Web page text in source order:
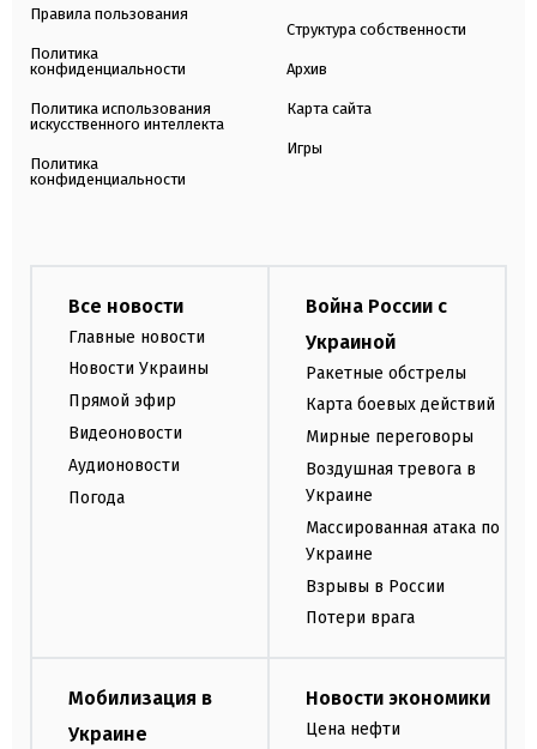
Правила пользования
Политика
конфиденциальности
Политика использования
искусственного интеллекта
Политика
конфиденциальности
Структура собственности
Архив
Карта сайта
Игры
Все новости
Главные новости
Новости Украины
Прямой эфир
Видеоновости
Аудионовости
Погода
Война России с
Украиной
Ракетные обстрелы
Карта боевых действий
Мирные переговоры
Воздушная тревога в
Украине
Массированная атака по
Украине
Взрывы в России
Потери врага
Мобилизация в
Украине
Новости экономики
Цена нефти